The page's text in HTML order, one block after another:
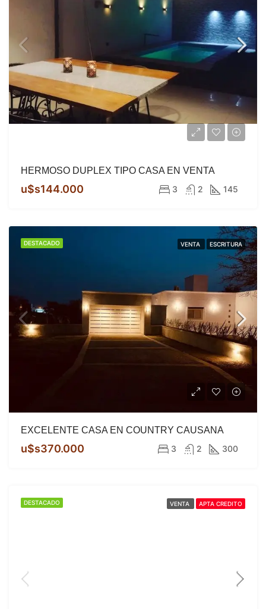
HERMOSO DUPLEX TIPO CASA EN VENTA
u$s144.000 3 2 145
DESTACADO VENTA ESCRITURA
EXCELENTE CASA EN COUNTRY CAUSANA
u$s370.000 3 2 300
DESTACADO VENTA APTA CREDITO